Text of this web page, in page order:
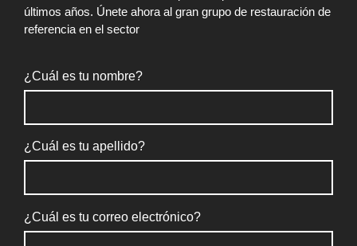
últimos años. Únete ahora al gran grupo de restauración de
referencia en el sector
¿Cuál es tu nombre?
¿Cuál es tu apellido?
¿Cuál es tu correo electrónico?